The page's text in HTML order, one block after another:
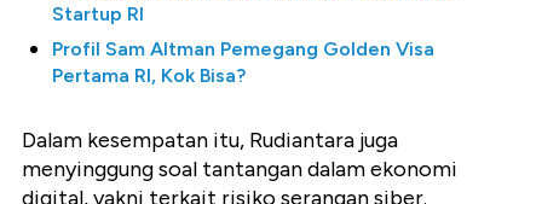
Startup RI
Profil Sam Altman Pemegang Golden Visa
Pertama RI, Kok Bisa?
Dalam kesempatan itu, Rudiantara juga
menyinggung soal tantangan dalam ekonomi
digital, yakni terkait risiko serangan siber.